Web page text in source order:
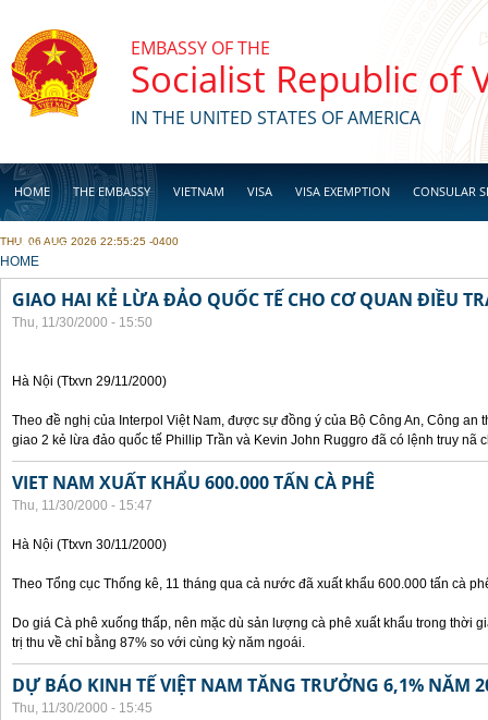
EMBASSY OF THE
Socialist Republic of
IN THE UNITED STATES OF AMERICA
HOME THE EMBASSY VIETNAM VISA VISA EXEMPTION CONSULAR
BUSINESS
THU, 06 AUG 2026 22:55:25 -0400
YOU ARE HERE
HOME
GIAO HAI KẺ LỪA ĐẢO QUỐC TẾ CHO CƠ QUAN ĐIỀU
Thu, 11/30/2000 - 15:50
Hà Nội (Ttxvn 29/11/2000)
Theo đề nghị của Interpol Việt Nam, được sự đồng ý của Bộ Công An, Công an
giao 2 kẻ lừa đảo quốc tế Phillip Trần và Kevin John Ruggro đã có lệnh truy nã
VIET NAM XUẤT KHẨU 600.000 TẤN CÀ PHÊ
Thu, 11/30/2000 - 15:47
Hà Nội (Ttxvn 30/11/2000)
Theo Tổng cục Thống kê, 11 tháng qua cả nước đã xuất khẩu 600.000 tấn cà
Do giá Cà phê xuống thấp, nên mặc dù sản lượng cà phê xuất khẩu trong thời
trị thu về chỉ bằng 87% so với cùng kỳ năm ngoái.
DỰ BÁO KINH TẾ VIỆT NAM TĂNG TRƯỞNG 6,1% NĂM
Thu, 11/30/2000 - 15:45